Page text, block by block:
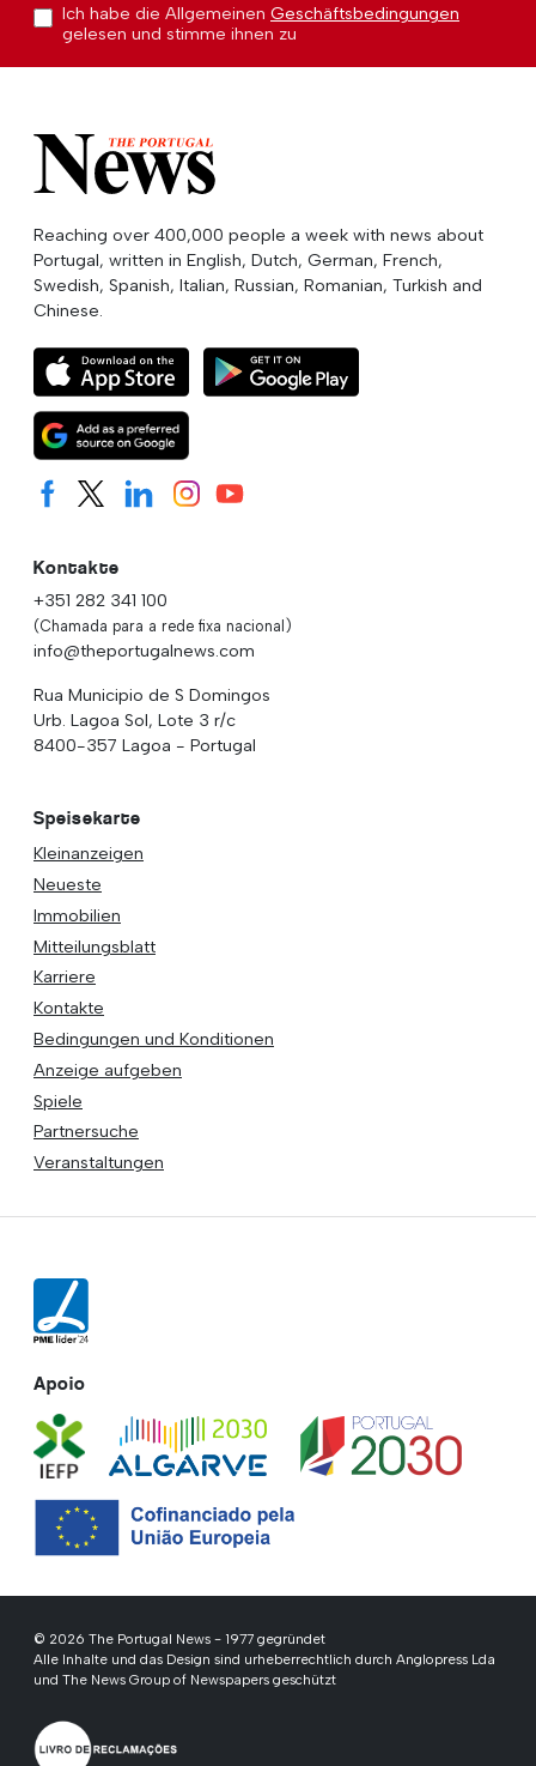
Ich habe die Allgemeinen Geschäftsbedingungen
gelesen und stimme ihnen zu
Reaching over 400,000 people a week with news about
Portugal, written in English, Dutch, German, French,
Swedish, Spanish, Italian, Russian, Romanian, Turkish and
Chinese.
Kontakte
+351 282 341 100
(Chamada para a rede fixa nacional)
info@theportugalnews.com
Rua Municipio de S Domingos
Urb. Lagoa Sol, Lote 3 r/c
8400-357 Lagoa - Portugal
Speisekarte
Kleinanzeigen
Neueste
Immobilien
Mitteilungsblatt
Karriere
Kontakte
Bedingungen und Konditionen
Anzeige aufgeben
Spiele
Partnersuche
Veranstaltungen
Apoio
© 2026 The Portugal News - 1977 gegründet
Alle Inhalte und das Design sind urheberrechtlich durch Anglopress Lda
und The News Group of Newspapers geschützt